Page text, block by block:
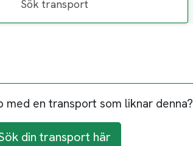
Sök transport
med en transport som liknar denna?
din transport här